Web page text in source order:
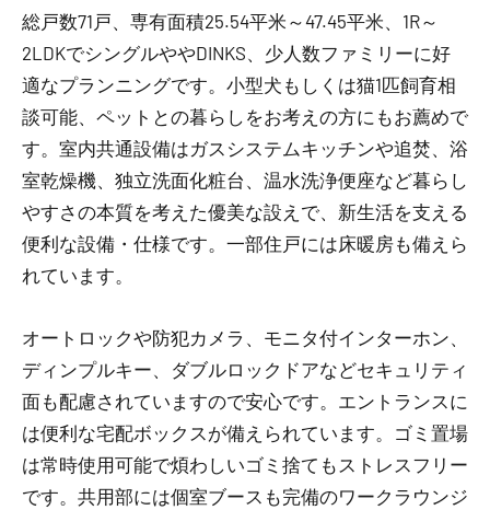
総戸数71戸、専有面積25.54平米～47.45平米、1R～
2LDKでシングルややDINKS、少人数ファミリーに好
適なプランニングです。小型犬もしくは猫1匹飼育相
談可能、ペットとの暮らしをお考えの方にもお薦めで
す。室内共通設備はガスシステムキッチンや追焚、浴
室乾燥機、独立洗面化粧台、温水洗浄便座など暮らし
やすさの本質を考えた優美な設えで、新生活を支える
便利な設備・仕様です。一部住戸には床暖房も備えら
れています。
オートロックや防犯カメラ、モニタ付インターホン、
ディンプルキー、ダブルロックドアなどセキュリティ
面も配慮されていますので安心です。エントランスに
は便利な宅配ボックスが備えられています。ゴミ置場
は常時使用可能で煩わしいゴミ捨てもストレスフリー
です。共用部には個室ブースも完備のワークラウンジ